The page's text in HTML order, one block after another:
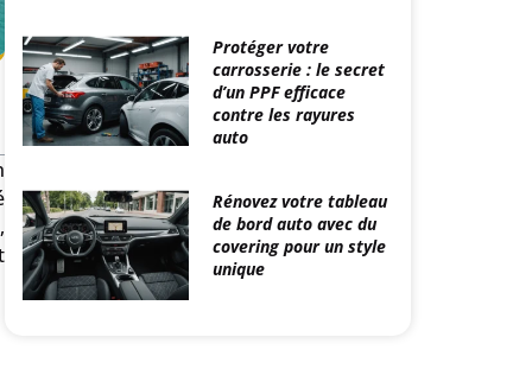
Protéger votre
carrosserie : le secret
d’un PPF efficace
contre les rayures
auto
Rénovez votre tableau
de bord auto avec du
covering pour un style
unique